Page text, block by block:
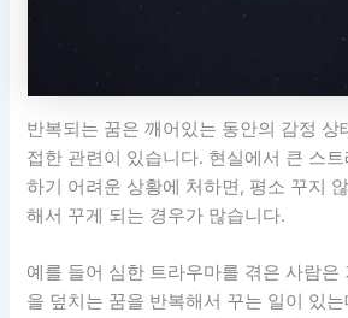
반복되는 꿈은 깨어있는 동안의 감정 상
접한 관련이 있습니다. 현실에서 큰 스
하기 어려운 상황에 처하면, 평소 꾸지
해서 꾸게 되는 경우가 많습니다.
예를 들어 심한 트라우마를 겪은 사람은
을 덮치는 꿈을 반복해서 꾸는 일이 있